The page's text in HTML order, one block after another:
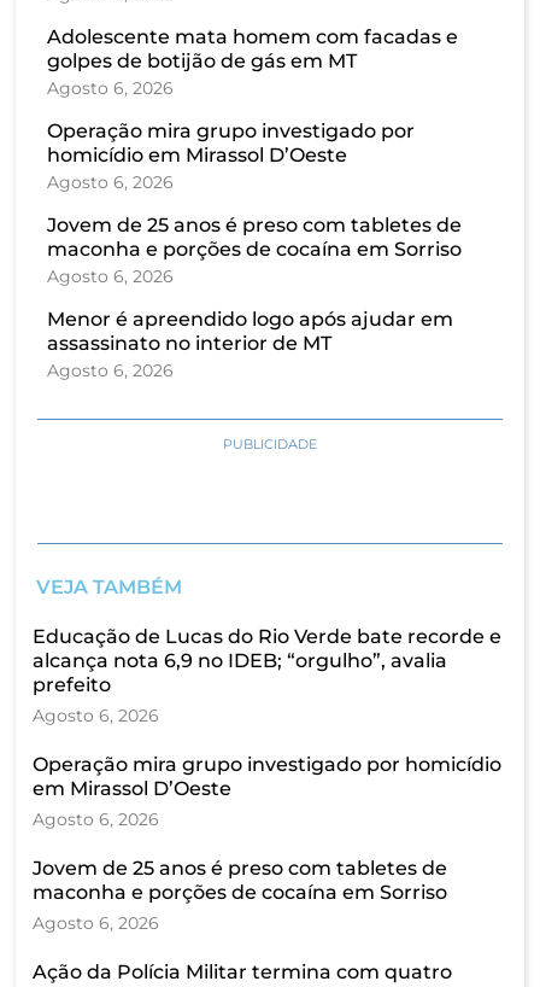
Adolescente mata homem com facadas e
golpes de botijão de gás em MT
Agosto 6, 2026
Operação mira grupo investigado por
homicídio em Mirassol D’Oeste
Agosto 6, 2026
Jovem de 25 anos é preso com tabletes de
maconha e porções de cocaína em Sorriso
Agosto 6, 2026
Menor é apreendido logo após ajudar em
assassinato no interior de MT
Agosto 6, 2026
PUBLICIDADE
VEJA TAMBÉM
Educação de Lucas do Rio Verde bate recorde e
alcança nota 6,9 no IDEB; “orgulho”, avalia
prefeito
Agosto 6, 2026
Operação mira grupo investigado por homicídio
em Mirassol D’Oeste
Agosto 6, 2026
Jovem de 25 anos é preso com tabletes de
maconha e porções de cocaína em Sorriso
Agosto 6, 2026
Ação da Polícia Militar termina com quatro